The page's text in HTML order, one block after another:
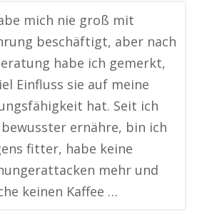
mich nie groß mit
beschäftigt, aber nach
habe ich gemerkt,
Einfluss sie auf meine
hat. Seit ich
ernähre, bin ich
fitter, habe keine
mehr und
keinen Kaffee …